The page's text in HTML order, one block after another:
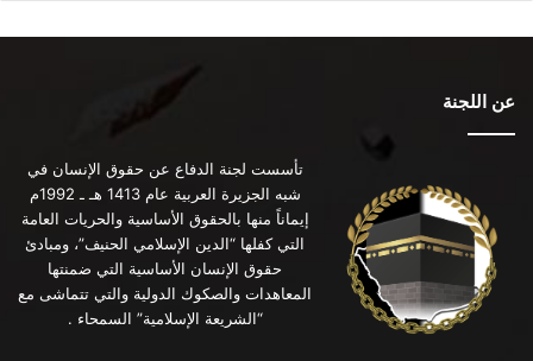
عن اللجنة
تأسست لجنة الدفاع عن حقوق الإنسان في
شبه الجزيرة العربية عام 1413 هـ ـ 1992م
إيماناً منها بالحقوق الأساسية والحريات العامة
التي كفلها “الدين الإسلامي الحنيف”، ومبادئ
حقوق الإنسان الأساسية التي ضمنتها
المعاهدات والصكوك الدولية والتي تتماشى مع
“الشريعة الإسلامية” السمحاء .